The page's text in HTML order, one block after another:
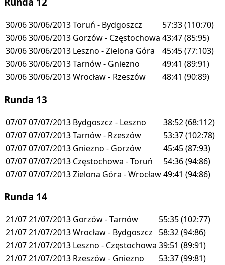
30/0630/06/2013Toruń - Bydgoszcz 57:33(110:70)
30/0630/06/2013 Gorzów - Częstochowa 43:47(85:95)
30/0630/06/2013 Leszno - Zielona Góra 45:45(77:103)
30/0630/06/2013Tarnów - Gniezno 49:41 (89:91)
30/0630/06/2013Wrocław - Rzeszów 48:41 (90:89)
Runda 13
07/0707/07/2013 Bydgoszcz - Leszno 38:52(68:112)
07/0707/07/2013Tarnów - Rzeszów 53:37(102:78)
07/0707/07/2013 Gniezno - Gorzów 45:45(87:93)
07/0707/07/2013 Częstochowa - Toruń 54:36(94:86)
07/0707/07/2013Zielona Góra - Wrocław49:41 (94:86)
Runda 14
21/0721/07/2013 Gorzów - Tarnów 55:35(102:77)
21/0721/07/2013Wrocław - Bydgoszcz 58:32(94:86)
21/0721/07/2013 Leszno - Częstochowa 39:51 (89:91)
21/0721/07/2013 Rzeszów - Gniezno 53:37(99:81)